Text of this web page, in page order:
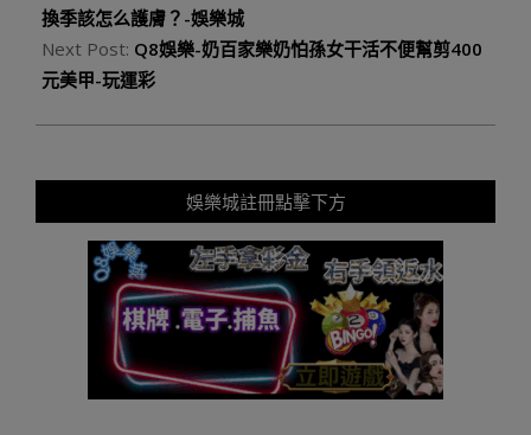
換季該怎么護膚？-娛樂城
Next Post: Q8娛樂-奶百家樂奶怕孫女干活不便幫剪400
元美甲-玩運彩
娛樂城註冊點擊下方